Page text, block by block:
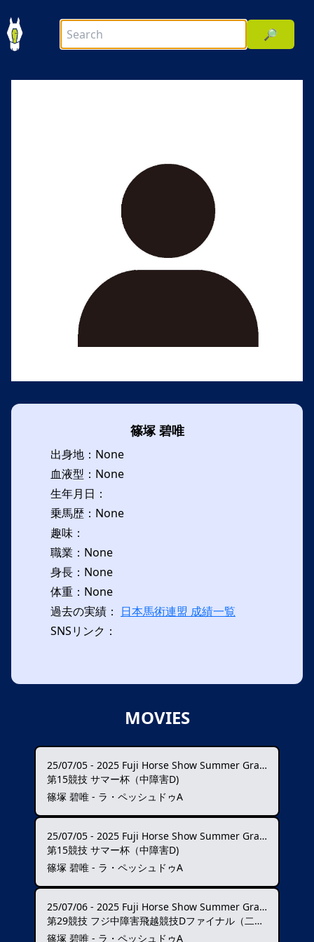
🔎
篠塚 碧唯
出身地：None
血液型：None
生年月日：
乗馬歴：None
趣味：
職業：None
身長：None
体重：None
過去の実績： 日本馬術連盟 成績一覧
SNSリンク：
MOVIES
25/07/05 - 2025 Fuji Horse Show Summer Grand Prix ★★★
第15競技 サマー杯（中障害D)
篠塚 碧唯 - ラ・ペッシュドゥA
25/07/05 - 2025 Fuji Horse Show Summer Grand Prix ★★★
第15競技 サマー杯（中障害D)
篠塚 碧唯 - ラ・ペッシュドゥA
25/07/06 - 2025 Fuji Horse Show Summer Grand Prix ★★★
第29競技 フジ中障害飛越競技Dファイナル（二段階）
篠塚 碧唯 - ラ・ペッシュドゥA